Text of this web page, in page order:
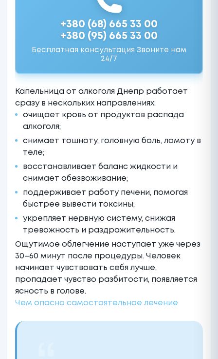
+380 (68) 665 33 00
+380 (95) 665 33 00
Бесплатная консультация Звоните нам
24/7
Капельница от алкоголя Днепр работает
сразу в нескольких направлениях:
очищает кровь от продуктов распада
алкоголя;
снимает тошноту, головную боль, ломоту в
теле;
восстанавливает баланс жидкости и
снимает обезвоживание;
поддерживает работу печени, помогая
быстрее вывести токсины;
укрепляет нервную систему, снижая
тревожность и раздражительность.
Ощутимое облегчение наступает уже через
30–60 минут после процедуры. Человек
начинает чувствовать себя лучше,
пропадает чувство разбитости, появляется
ясность в голове.
Чем опасно самостоятельное лечение